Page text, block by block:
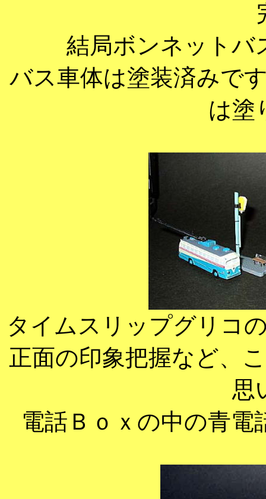
結局ボンネットバ
バス車体は塗装済みで
は塗
タイムスリップグリコ
正面の印象把握など、
思
電話Ｂｏｘの中の青